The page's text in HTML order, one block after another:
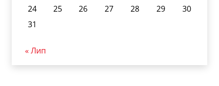
24
25 26 27 28 29
30
31
« Лип